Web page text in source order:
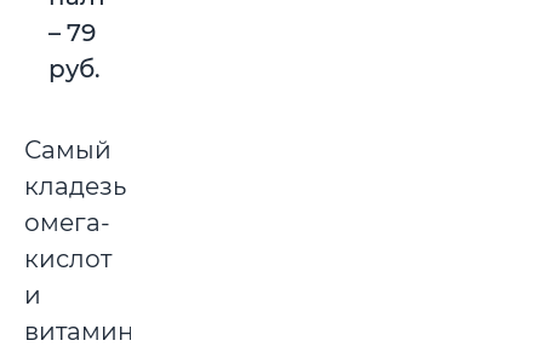
– 79
руб.
Самый
кладезь
омега-
кислот
и
витаминов